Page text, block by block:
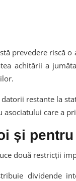
prevedere riscă
achitării a
restante la
asociatului care a
și
două restricții
dividende